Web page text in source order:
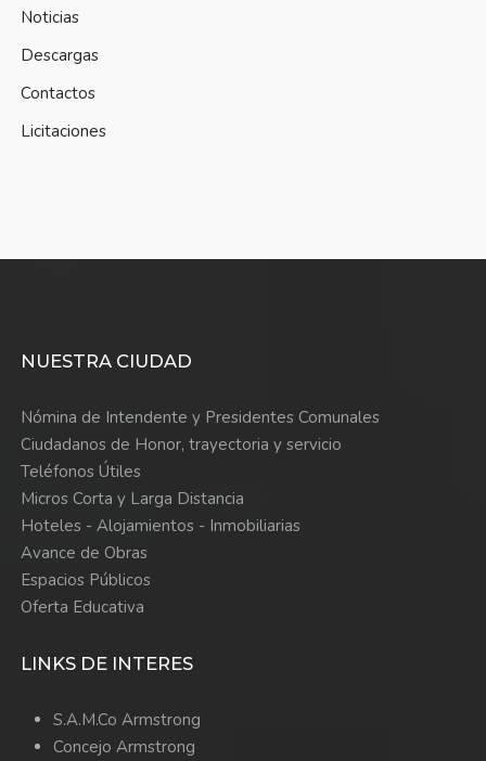
Noticias
Descargas
Contactos
Licitaciones
NUESTRA CIUDAD
Nómina de Intendente y Presidentes Comunales
Ciudadanos de Honor, trayectoria y servicio
Teléfonos Útiles
Micros Corta y Larga Distancia
Hoteles - Alojamientos - Inmobiliarias
Avance de Obras
Espacios Públicos
Oferta Educativa
LINKS DE INTERES
S.A.M.Co Armstrong
Concejo Armstrong